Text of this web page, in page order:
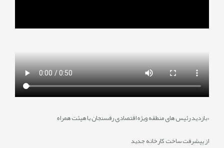
«بازدید رئیس های منطقه ویژه اقتصادی رفسنجان با هیئت همراه
از پیشرفت ساخت کارخانه جدید